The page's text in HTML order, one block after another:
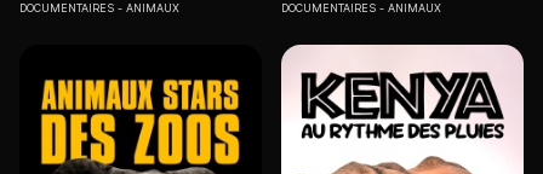
DOCUMENTAIRES ANIMAUX DOCUMENTAIRES ANIMAUX